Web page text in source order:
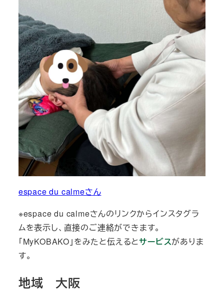
espace du calmeさん
※espace du calmeさんのリンクからインスタグラ
ムを表示し、直接のご連絡ができます。
「MyKOBAKO」をみたと伝えるとサービスがありま
す。
地域 大阪